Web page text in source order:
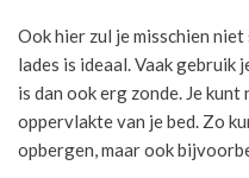
Ook hier zul je misschien niet
lades is ideaal. Vaak gebruik
is dan ook erg zonde. Je
oppervlakte van je bed. Zo
opbergen, maar ook